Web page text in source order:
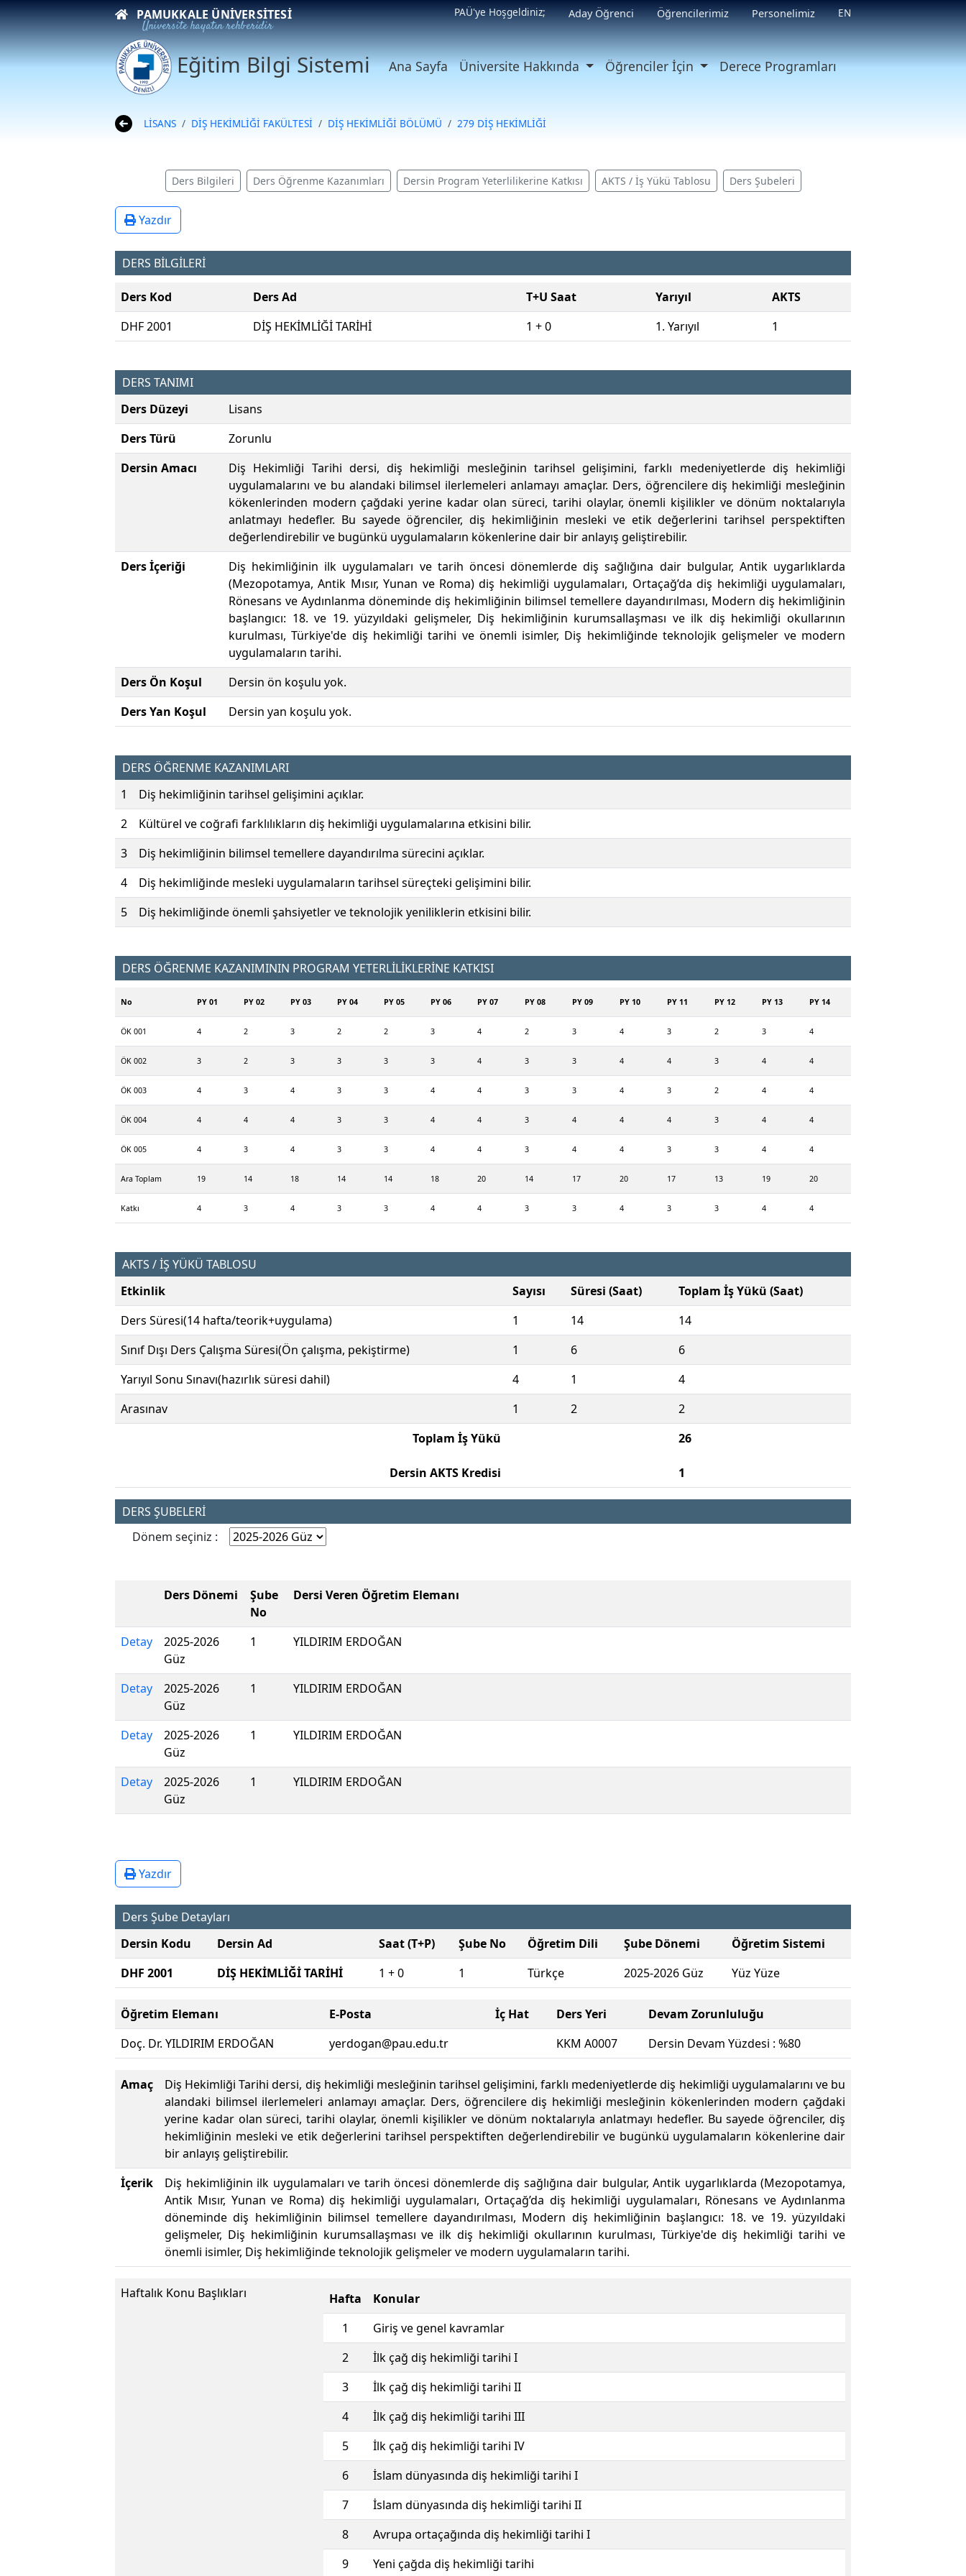
PAMUKKALE ÜNIVERSITESI
Üniversite hayatın rehberidir
PAÜ'ye Hoşgeldiniz; Aday Öğrenci Öğrencilerimiz Personelimiz EN
Eğitim Bilgi Sistemi Ana Sayfa Üniversite Hakkında Öğrenciler İçin Derece Programları
LİSANS DİŞ HEKİMLİĞİ FAKÜLTESİ DİŞ HEKİMLİĞİ BÖLÜMÜ 279 DİŞ HEKİMLİĞİ
Ders Bilgileri Ders Öğrenme Kazanımları Dersin Program Yeterlilikerine Katkısı AKTS / İş Yükü Tablosu Ders Şubeleri
Yazdır
DERS BİLGİLERİ
Ders Kod Ders Ad T+U Saat Yarıyıl
AKTS
DHF 2001
DİŞ HEKİMLİĞİ TARİHİ 1 + 0 1. Yarıyıl 1
DERS TANIMI
Ders Düzeyi
Lisans
Ders Türü
Zorunlu
Dersin Amacı
Diş Hekimliği Tarihi dersi, diş hekimliği mesleğinin tarihsel gelişimini, farklı medeniyetlerde diş hekimliği
uygulamalarını ve bu alandaki bilimsel ilerlemeleri anlamayı amaçlar. Ders, öğrencilere diş hekimliği mesleğinin
kökenlerinden modern çağdaki yerine kadar olan süreci, tarihi olaylar, önemli kişilikler ve dönüm noktalarıyla
anlatmayı hedefler. Bu sayede öğrenciler, diş hekimliğinin mesleki ve etik değerlerini tarihsel perspektiften
değerlendirebilir ve bugünkü uygulamaların kökenlerine dair bir anlayış geliştirebilir.
Ders İçeriği
Diş hekimliğinin ilk uygulamaları ve tarih öncesi dönemlerde diş sağlığına dair bulgular, Antik uygarlıklarda
(Mezopotamya, Antik Mısır, Yunan ve Roma) diş hekimliği uygulamaları, Ortaçağ’da diş hekimliği uygulamaları,
Rönesans ve Aydınlanma döneminde diş hekimliğinin bilimsel temellere dayandırılması, Modern diş hekimliğinin
başlangıcı: 18. ve 19. yüzyıldaki gelişmeler, Diş hekimliğinin kurumsallaşması ve ilk diş hekimliği okullarının
kurulması, Türkiye'de diş hekimliği tarihi ve önemli isimler, Diş hekimliğinde teknolojik gelişmeler ve modern
uygulamaların tarihi.
Ders Ön Koşul
Dersin ön koşulu yok.
Ders Yan Koşul
Dersin yan koşulu yok.
DERS ÖĞRENME KAZANIMLARI
1
Diş hekimliğinin tarihsel gelişimini açıklar.
2
Kültürel ve coğrafi farklılıkların diş hekimliği uygulamalarına etkisini bilir.
3
Diş hekimliğinin bilimsel temellere dayandırılma sürecini açıklar.
4
Diş hekimliğinde mesleki uygulamaların tarihsel süreçteki gelişimini bilir.
5
Diş hekimliğinde önemli şahsiyetler ve teknolojik yeniliklerin etkisini bilir.
DERS ÖĞRENME KAZANIMININ PROGRAM YETERLİLİKLERİNE KATKISI
No PY 01 PY 02 PY 03 PY 04 PY 05 PY 06 PY 07 PY 08 PY 09 PY 10 PY 11 PY 12 PY 13 PY 14
ÖK 001 4 2 3 2 2 3 4 2 3 4 3 2 3 4
ÖK 002 3 2 3 3 3 3 4 3 3 4 4 3 4 4
ÖK 003 4 3 4 3 3 4 4 3 3 4 3 2 4 4
ÖK 004 4 4 4 3 3 4 4 3 4 4 4 3 4 4
ÖK 005 4 3 4 3 3 4 4 3 4 4 3 3 4 4
Ara Toplam 19 14 18 14 14 18 20 14 17 20 17 13 19 20
Katkı 4 3 4 3 3 4 4 3 3 4 3 3 4 4
AKTS / İŞ YÜKÜ TABLOSU
Etkinlik
Sayısı Süresi (Saat)
Toplam İş Yükü (Saat)
Ders Süresi(14 hafta/teorik+uygulama)
1 14
14
Sınıf Dışı Ders Çalışma Süresi(Ön çalışma, pekiştirme)
1 6
6
Yarıyıl Sonu Sınavı(hazırlık süresi dahil)
4 1
4
Arasınav
1 2
2
Toplam İş Yükü
Dersin AKTS Kredisi
26
1
DERS ŞUBELERİ
Dönem seçiniz :
Ders Dönemi
Şube
No
Dersi Veren Öğretim Elemanı
Detay
2025-2026
Güz
1 YILDIRIM ERDOĞAN
Detay
2025-2026
Güz
1 YILDIRIM ERDOĞAN
Detay
2025-2026
Güz
1 YILDIRIM ERDOĞAN
Detay
2025-2026
Güz
1 YILDIRIM ERDOĞAN
Yazdır
Ders Şube Detayları
Dersin Kodu
Dersin Ad Saat (T+P) Şube No Öğretim Dili Şube Dönemi
Öğretim Sistemi
DHF 2001
DİŞ HEKİMLİĞİ TARİHİ 1 + 0 1 Türkçe 2025-2026 Güz Yüz Yüze
Öğretim Elemanı E-Posta İç Hat Ders Yeri
Devam Zorunluluğu
Doç. Dr. YILDIRIM ERDOĞAN
yerdogan@pau.edu.tr KKM A0007 Dersin Devam Yüzdesi : %80
Amaç
Diş Hekimliği Tarihi dersi, diş hekimliği mesleğinin tarihsel gelişimini, farklı medeniyetlerde diş hekimliği uygulamalarını ve bu
alandaki bilimsel ilerlemeleri anlamayı amaçlar. Ders, öğrencilere diş hekimliği mesleğinin kökenlerinden modern çağdaki
yerine kadar olan süreci, tarihi olaylar, önemli kişilikler ve dönüm noktalarıyla anlatmayı hedefler. Bu sayede öğrenciler, diş
hekimliğinin mesleki ve etik değerlerini tarihsel perspektiften değerlendirebilir ve bugünkü uygulamaların kökenlerine dair
bir anlayış geliştirebilir.
İçerik
Diş hekimliğinin ilk uygulamaları ve tarih öncesi dönemlerde diş sağlığına dair bulgular, Antik uygarlıklarda (Mezopotamya,
Antik Mısır, Yunan ve Roma) diş hekimliği uygulamaları, Ortaçağ’da diş hekimliği uygulamaları, Rönesans ve Aydınlanma
döneminde diş hekimliğinin bilimsel temellere dayandırılması, Modern diş hekimliğinin başlangıcı: 18. ve 19. yüzyıldaki
gelişmeler, Diş hekimliğinin kurumsallaşması ve ilk diş hekimliği okullarının kurulması, Türkiye'de diş hekimliği tarihi ve
önemli isimler, Diş hekimliğinde teknolojik gelişmeler ve modern uygulamaların tarihi.
Haftalık Konu Başlıkları Hafta
Konular
1
Giriş ve genel kavramlar
2
İlk çağ diş hekimliği tarihi I
3
İlk çağ diş hekimliği tarihi II
4
İlk çağ diş hekimliği tarihi III
5
İlk çağ diş hekimliği tarihi IV
6
İslam dünyasında diş hekimliği tarihi I
7
İslam dünyasında diş hekimliği tarihi II
8
Avrupa ortaçağında diş hekimliği tarihi I
9
Yeni çağda diş hekimliği tarihi